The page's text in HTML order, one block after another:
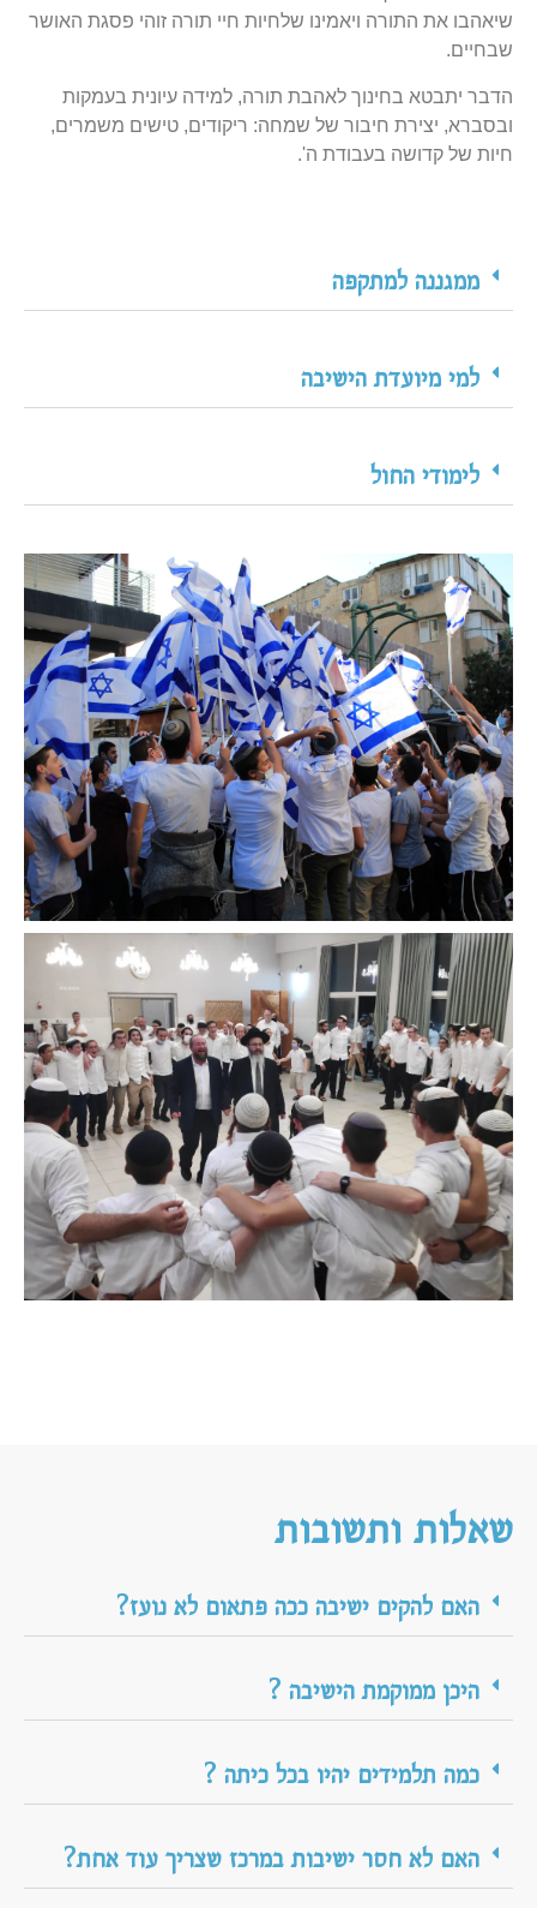
שיאהבו את התורה ויאמינו שלחיות חיי תורה זוהי פסגת האושר
שבחיים.
הדבר יתבטא בחינוך לאהבת תורה, למידה עיונית בעמקות
ובסברא, יצירת חיבור של שמחה: ריקודים, טישים משמרים,
חיות של קדושה בעבודת ה'.
ממגננה למתקפה
למי מיועדת הישיבה
לימודי החול
שאלות ותשובות
האם להקים ישיבה ככה פתאום לא נועז?
היכן ממוקמת הישיבה ?
כמה תלמידים יהיו בכל כיתה ?
האם לא חסר ישיבות במרכז שצריך עוד אחת?